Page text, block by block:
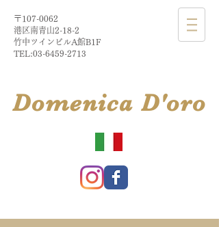
〒107-0062
港区南青山2-18-2​
​竹中ツインビルA館B1F
TEL:03-6459-2713
​DomenicaD'oro